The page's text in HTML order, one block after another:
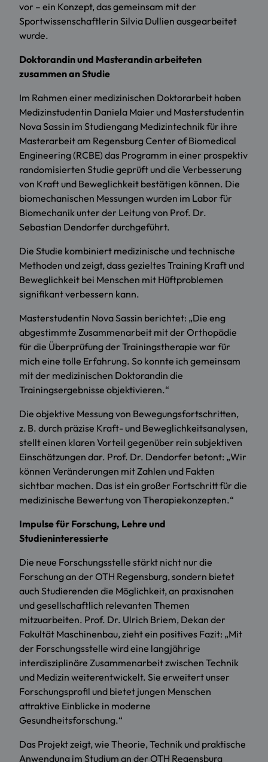
vor – ein Konzept, das gemeinsam mit der
Sportwissenschaftlerin Silvia Dullien ausgearbeitet
wurde.
Doktorandin und Masterandin arbeiteten
zusammen an Studie
Im Rahmen einer medizinischen Doktorarbeit haben
Medizinstudentin Daniela Maier und Masterstudentin
Nova Sassin im Studiengang Medizintechnik für ihre
Masterarbeit am Regensburg Center of Biomedical
Engineering (RCBE) das Programm in einer prospektiv
randomisierten Studie geprüft und die Verbesserung
von Kraft und Beweglichkeit bestätigen können. Die
biomechanischen Messungen wurden im Labor für
Biomechanik unter der Leitung von Prof. Dr.
Sebastian Dendorfer durchgeführt.
Die Studie kombiniert medizinische und technische
Methoden und zeigt, dass gezieltes Training Kraft und
Beweglichkeit bei Menschen mit Hüftproblemen
signifikant verbessern kann.
Masterstudentin Nova Sassin berichtet: „Die eng
abgestimmte Zusammenarbeit mit der Orthopädie
für die Überprüfung der Trainingstherapie war für
mich eine tolle Erfahrung. So konnte ich gemeinsam
mit der medizinischen Doktorandin die
Trainingsergebnisse objektivieren.“
Die objektive Messung von Bewegungsfortschritten,
z. B. durch präzise Kraft- und Beweglichkeitsanalysen,
stellt einen klaren Vorteil gegenüber rein subjektiven
Einschätzungen dar. Prof. Dr. Dendorfer betont: „Wir
können Veränderungen mit Zahlen und Fakten
sichtbar machen. Das ist ein großer Fortschritt für die
medizinische Bewertung von Therapiekonzepten.“
Impulse für Forschung, Lehre und
Studieninteressierte
Die neue Forschungsstelle stärkt nicht nur die
Forschung an der OTH Regensburg, sondern bietet
auch Studierenden die Möglichkeit, an praxisnahen
und gesellschaftlich relevanten Themen
mitzuarbeiten. Prof. Dr. Ulrich Briem, Dekan der
Fakultät Maschinenbau, zieht ein positives Fazit: „Mit
der Forschungsstelle wird eine langjährige
interdisziplinäre Zusammenarbeit zwischen Technik
und Medizin weiterentwickelt. Sie erweitert unser
Forschungsprofil und bietet jungen Menschen
attraktive Einblicke in moderne
Gesundheitsforschung.“
Das Projekt zeigt, wie Theorie, Technik und praktische
Anwendung im Studium an der OTH Regensburg